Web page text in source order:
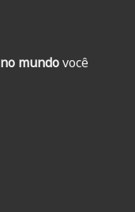
mundovocê